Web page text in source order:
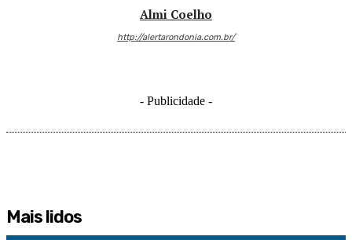
Almi Coelho
http://alertarondonia.com.br/
- Publicidade -
Mais lidos